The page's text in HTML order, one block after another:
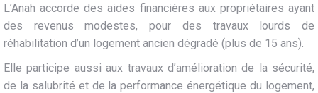
L’Anah accorde des aides financières aux propriétaires ayant
des revenus modestes, pour des travaux lourds de
réhabilitation d’un logement ancien dégradé (plus de 15 ans).
Elle participe aussi aux travaux d’amélioration de la sécurité,
de la salubrité et de la performance énergétique du logement,